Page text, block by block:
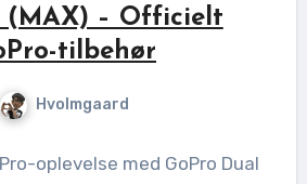
(MAX) – Officielt
tilbehør
Hvolmgaard
oplevelse med GoPro Dual